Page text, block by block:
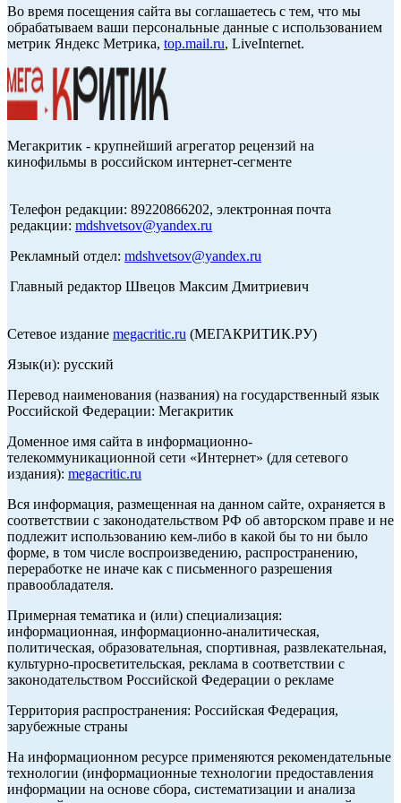
Во время посещения сайта вы соглашаетесь с тем, что мы
обрабатываем ваши персональные данные с использованием
метрик Яндекс Метрика, top.mail.ru, LiveInternet.
Мегакритик - крупнейший агрегатор рецензий на
кинофильмы в российском интернет-сегменте
Телефон редакции: 89220866202, электронная почта
редакции: mdshvetsov@yandex.ru
Рекламный отдел: mdshvetsov@yandex.ru
Главный редактор Швецов Максим Дмитриевич
Сетевое издание megacritic.ru (МЕГАКРИТИК.РУ)
Язык(и): русский
Перевод наименования (названия) на государственный язык
Российской Федерации: Мегакритик
Доменное имя сайта в информационно-
телекоммуникационной сети «Интернет» (для сетевого
издания): megacritic.ru
Вся информация, размещенная на данном сайте, охраняется в
соответствии с законодательством РФ об авторском праве и не
подлежит использованию кем-либо в какой бы то ни было
форме, в том числе воспроизведению, распространению,
переработке не иначе как с письменного разрешения
правообладателя.
Примерная тематика и (или) специализация:
информационная, информационно-аналитическая,
политическая, образовательная, спортивная, развлекательная,
культурно-просветительская, реклама в соответствии с
законодательством Российской Федерации о рекламе
Территория распространения: Российская Федерация,
зарубежные страны
На информационном ресурсе применяются рекомендательные
технологии (информационные технологии предоставления
информации на основе сбора, систематизации и анализа